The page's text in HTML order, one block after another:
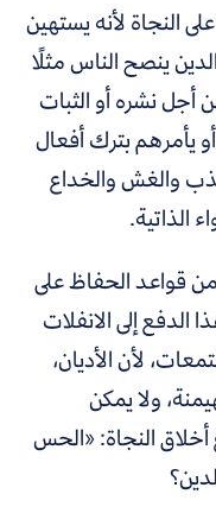
النجاة لأنه يستهين
ينصح الناس مثلًا
أجل نشره أو الثبات
يأمرهم بترك أفعال
والغش والخداع
الذاتية.
قواعد الحفاظ على
إلى الانفلات
لأن الأديان،
ولا يمكن
النجاة: «الحس